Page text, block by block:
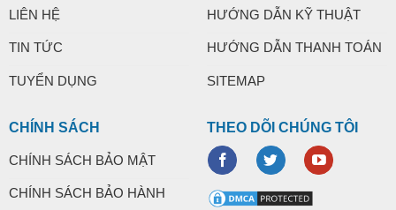
LIÊN HỆ
TIN TỨC
TUYỂN DỤNG
HƯỚNG DẪN KỸ THUẬT
HƯỚNG DẪN THANH TOÁN
SITEMAP
CHÍNH SÁCH
CHÍNH SÁCH BẢO MẬT
CHÍNH SÁCH BẢO HÀNH
THEO DÕI CHÚNG TÔI